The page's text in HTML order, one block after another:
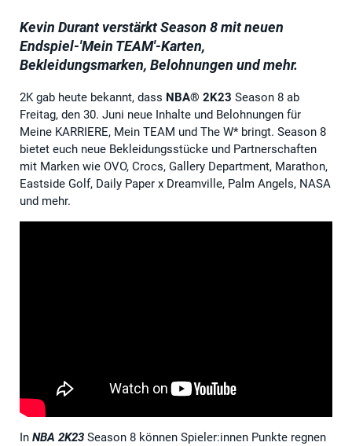
Kevin Durant verstärkt Season 8 mit neuen
Endspiel-'Mein TEAM'-Karten,
Bekleidungsmarken, Belohnungen und mehr.
2K gab heute bekannt, dass NBA® 2K23 Season 8 ab
Freitag, den 30. Juni neue Inhalte und Belohnungen für
Meine KARRIERE, Mein TEAM und The W* bringt. Season 8
bietet euch neue Bekleidungsstücke und Partnerschaften
mit Marken wie OVO, Crocs, Gallery Department, Marathon,
Eastside Golf, Daily Paper x Dreamville, Palm Angels, NASA
und mehr.
In NBA 2K23 Season 8 können Spieler:innen Punkte regnen